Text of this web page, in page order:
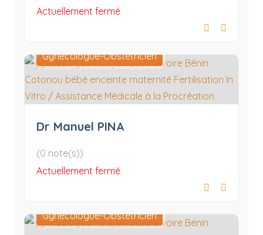
Actuellement fermé
Gynécologue-Obstétricien
Dr Manuel PINA
(0 note(s))
Actuellement fermé
Gynécologue-Obstétricien